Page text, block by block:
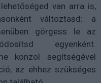
van arra is,
változtasd: a
görgess le az
egyenként.
konzol segítségével
az ehhez szükséges